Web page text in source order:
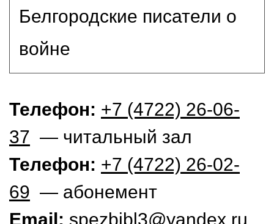
Белгородские писатели о
войне
Телефон: +7 (4722) 26-06-
37 — читальный зал
Телефон: +7 (4722) 26-02-
69 — абонемент
Email: spezbibl3@yandex.ru